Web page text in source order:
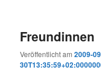
Freundinnen
Veröffentlicht am2009-